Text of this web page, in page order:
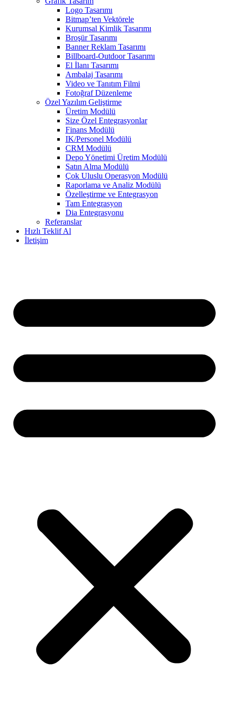
Logo Tasarımı
Bitmap’ten Vektörele
Kurumsal Kimlik Tasarımı
Broşür Tasarımı
Banner Reklam Tasarımı
Billboard-Outdoor Tasarımı
El İlanı Tasarımı
Ambalaj Tasarımı
Video ve Tanıtım Filmi
Fotoğraf Düzenleme
Özel Yazılım Geliştirme
Üretim Modülü
Size Özel Entegrasyonlar
Finans Modülü
IK/Personel Modülü
CRM Modülü
Depo Yönetimi Üretim Modülü
Satın Alma Modülü
Çok Uluslu Operasyon Modülü
Raporlama ve Analiz Modülü
Özelleştirme ve Entegrasyon
Tam Entegrasyon
Dia Entegrasyonu
Referanslar
Hızlı Teklif Al
İletişim